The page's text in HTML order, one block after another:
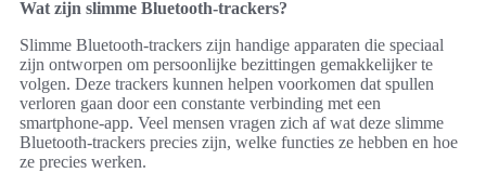
Wat zijn slimme Bluetooth-trackers?
Slimme Bluetooth-trackers zijn handige apparaten die speciaal
zijn ontworpen om persoonlijke bezittingen gemakkelijker te
volgen. Deze trackers kunnen helpen voorkomen dat spullen
verloren gaan door een constante verbinding met een
smartphone-app. Veel mensen vragen zich af wat deze slimme
Bluetooth-trackers precies zijn, welke functies ze hebben en hoe
ze precies werken.